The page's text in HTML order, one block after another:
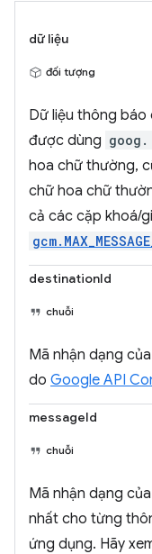
dữ liệu
đối tượng
Dữ liệu thông báo
được dùng goog.
hoa chữ thường,
chữ hoa chữ
cả các cặp khoá/
destinationId
chuỗi
Mã nhận dạng
do Google API
messageId
chuỗi
Mã nhận dạng
nhất cho từng
ứng dụng. Hãy